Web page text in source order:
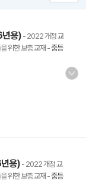
년용) - 2022 개정 교
위한 보충 교재 -중등
용) - 2022 개정 교
위한 보충 교재 -중등